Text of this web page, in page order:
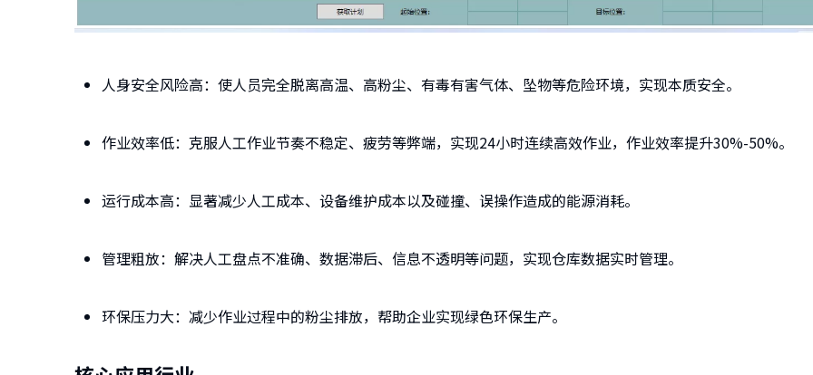
人身安全风险高：使人员完全脱离高温、高粉尘、有毒有害气体、坠物等危险环境，实现本质安全。
作业效率低：克服人工作业节奏不稳定、疲劳等弊端，实现24小时连续高效作业，作业效率提升30%-50%。
运行成本高：显著减少人工成本、设备维护成本以及碰撞、误操作造成的能源消耗。
管理粗放：解决人工盘点不准确、数据滞后、信息不透明等问题，实现仓库数据实时管理。
环保压力大：减少作业过程中的粉尘排放，帮助企业实现绿色环保生产。